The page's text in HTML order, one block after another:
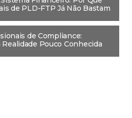
de PLD-FTP Já Não Bastam
de Compliance:
Pouco Conhecida